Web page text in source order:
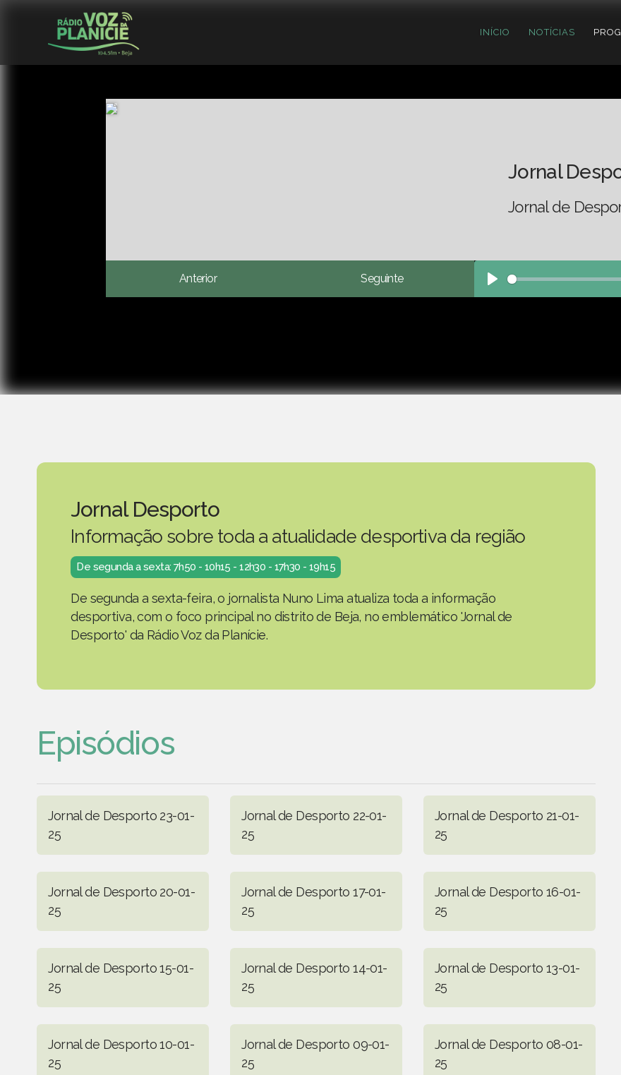
INÍCIO NOTÍCIAS
Jornal
Jornal de
Anterior Seguinte
Play
Jornal Desporto
Informação sobre toda a atualidade desportiva da região
De segunda a sexta: 7h50 - 10h15 - 12h30 - 17h30 - 19h15
De segunda a sexta-feira, o jornalista Nuno Lima atualiza toda a informação
desportiva, com o foco principal no distrito de Beja, no emblemático 'Jornal de
Desporto' da Rádio Voz da Planície.
Episódios
Jornal de Desporto 23-01-
25
Jornal de Desporto 22-01-
25
Jornal de Desporto 21-01-
25
Jornal de Desporto 20-01-
25
Jornal de Desporto 17-01-
25
Jornal de Desporto 16-01-
25
Jornal de Desporto 15-01-
25
Jornal de Desporto 14-01-
25
Jornal de Desporto 13-01-
25
Jornal de Desporto 10-01-
25
Jornal de Desporto 09-01-
25
Jornal de Desporto 08-01-
25